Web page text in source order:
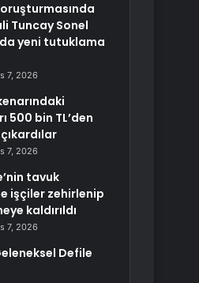
Tuncay Sonel
yeni tutuklama
7, 2026
500 bin TL’den
7, 2026
tavuk
işçiler zehirlenip
kaldırıldı
7, 2026
Defile